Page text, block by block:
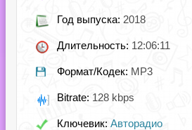
Год выпуска: 2018
Длительность: 12:06:11
Формат/Кодек: MP3
Bitrate: 128 kbps
Ключевик: Авторадио